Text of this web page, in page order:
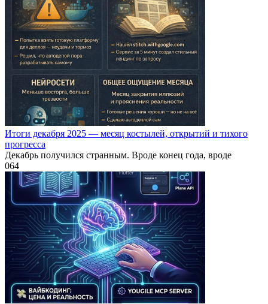
Итоги декабря 2025 — месяц костылей, открытий и тихого
прогресса
Декабрь получился странным. Вроде конец года, вроде
064